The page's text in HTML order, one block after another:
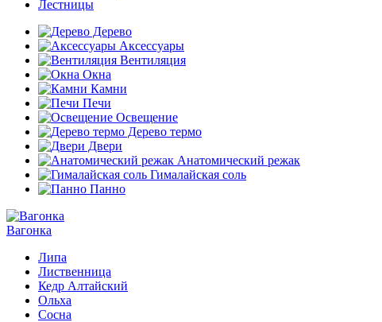
Лестницы
Дерево
Аксессуары
Вентиляция
Окна
Камни
Печи
Освещение
Дерево термо
Двери
Анатомический режак
Гималайская соль
Панно
Вагонка
Липа
Лиственница
Кедр Алтайский
Ольха
Сосна